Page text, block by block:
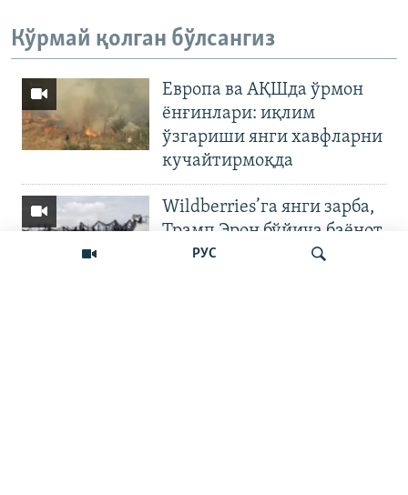
РУС
Кўрмай қолган бўлсангиз
Европа ва АҚШда ўрмон
ёнғинлари: иқлим
ўзгариши янги хавфларни
кучайтирмоқда
Wildberries’га янги зарба,
Трамп Эрон бўйича баёнот
қилди